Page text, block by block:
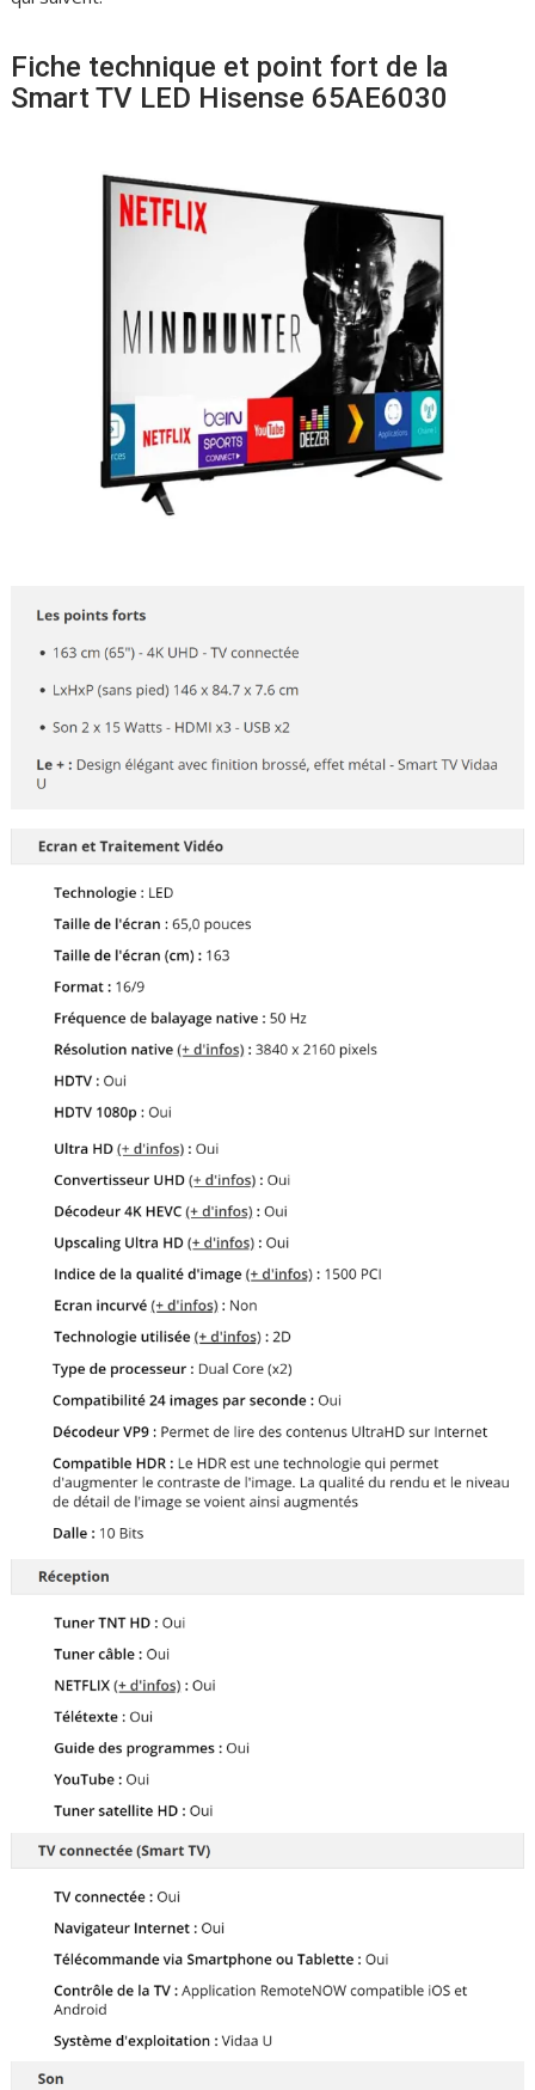
Fiche technique et point fort de la
Smart TV LED Hisense 65AE6030